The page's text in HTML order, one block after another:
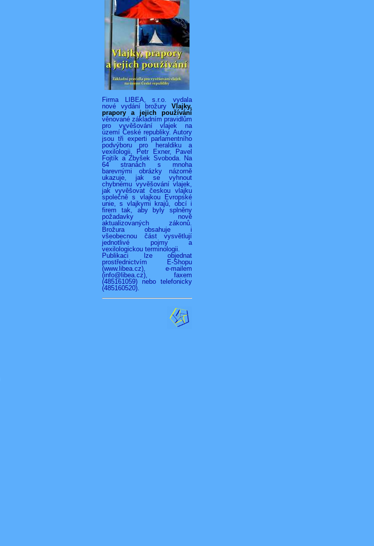
Firma LIBEA, s.r.o. vydala
nové vydání brožury Vlajky,
prapory a jejich používání
věnované základním pravidlům
pro vyvěšování vlajek na
území České republiky. Autory
jsou tři experti parlamentního
podvýboru pro heraldiku a
vexilologii, Petr Exner, Pavel
Fojtík a Zbyšek Svoboda. Na
64 stranách s mnoha
barevnými obrázky názorně
ukazuje, jak se vyhnout
chybnému vyvěšování vlajek,
jak vyvěšovat českou vlajku
společně s vlajkou Evropské
unie, s vlajkymi krajů, obcí i
firem tak, aby byly splněny
požadavky nově
aktualizovaných zákonů.
Brožura obsahuje i
všeobecnou část vysvětlují
jednotlivé pojmy a
vexilologickou terminologii.
Publikaci lze objednat
prostřednictvím E-Shopu
(www.libea.cz), e-mailem
(info@libea.cz), faxem
(485161059) nebo telefonicky
(485160520).